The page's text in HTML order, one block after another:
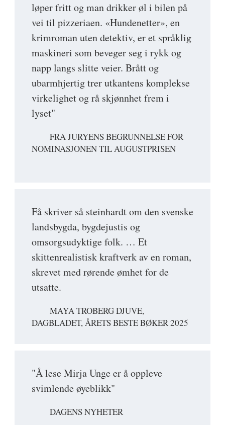
løper fritt og man drikker øl i bilen på
vei til pizzeriaen. «Hundenetter», en
krimroman uten detektiv, er et språklig
maskineri som beveger seg i rykk og
napp langs slitte veier. Brått og
ubarmhjertig trer utkantens komplekse
virkelighet og rå skjønnhet frem i
lyset"
FRA JURYENS BEGRUNNELSE FOR
NOMINASJONEN TIL AUGUSTPRISEN
Få skriver så steinhardt om den svenske
landsbygda, bygdejustis og
omsorgsudyktige folk. … Et
skittenrealistisk kraftverk av en roman,
skrevet med rørende ømhet for de
utsatte.
MAYA TROBERG DJUVE,
DAGBLADET, ÅRETS BESTE BØKER 2025
"Å lese Mirja Unge er å oppleve
svimlende øyeblikk"
DAGENS NYHETER